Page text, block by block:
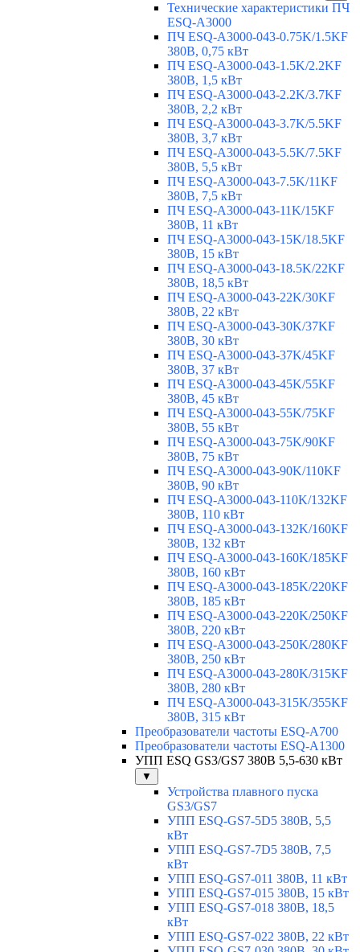
Технические характеристики ПЧ
ESQ-A3000
ПЧ ESQ-A3000-043-0.75K/1.5KF
380В, 0,75 кВт
ПЧ ESQ-A3000-043-1.5K/2.2KF
380В, 1,5 кВт
ПЧ ESQ-A3000-043-2.2K/3.7KF
380В, 2,2 кВт
ПЧ ESQ-A3000-043-3.7K/5.5KF
380В, 3,7 кВт
ПЧ ESQ-A3000-043-5.5K/7.5KF
380В, 5,5 кВт
ПЧ ESQ-A3000-043-7.5K/11KF
380В, 7,5 кВт
ПЧ ESQ-A3000-043-11K/15KF
380В, 11 кВт
ПЧ ESQ-A3000-043-15K/18.5KF
380В, 15 кВт
ПЧ ESQ-A3000-043-18.5K/22KF
380В, 18,5 кВт
ПЧ ESQ-A3000-043-22K/30KF
380В, 22 кВт
ПЧ ESQ-A3000-043-30K/37KF
380В, 30 кВт
ПЧ ESQ-A3000-043-37K/45KF
380В, 37 кВт
ПЧ ESQ-A3000-043-45K/55KF
380В, 45 кВт
ПЧ ESQ-A3000-043-55K/75KF
380В, 55 кВт
ПЧ ESQ-A3000-043-75K/90KF
380В, 75 кВт
ПЧ ESQ-A3000-043-90K/110KF
380В, 90 кВт
ПЧ ESQ-A3000-043-110K/132KF
380В, 110 кВт
ПЧ ESQ-A3000-043-132K/160KF
380В, 132 кВт
ПЧ ESQ-A3000-043-160K/185KF
380В, 160 кВт
ПЧ ESQ-A3000-043-185K/220KF
380В, 185 кВт
ПЧ ESQ-A3000-043-220K/250KF
380В, 220 кВт
ПЧ ESQ-A3000-043-250K/280KF
380В, 250 кВт
ПЧ ESQ-A3000-043-280K/315KF
380В, 280 кВт
ПЧ ESQ-A3000-043-315K/355KF
380В, 315 кВт
Преобразователи частоты ESQ-A700
Преобразователи частоты ESQ-A1300
УПП ESQ GS3/GS7 380В 5,5-630 кВт
▼
Устройства плавного пуска
GS3/GS7
УПП ESQ-GS7-5D5 380В, 5,5
кВт
УПП ESQ-GS7-7D5 380В, 7,5
кВт
УПП ESQ-GS7-011 380В, 11 кВт
УПП ESQ-GS7-015 380В, 15 кВт
УПП ESQ-GS7-018 380В, 18,5
кВт
УПП ESQ-GS7-022 380В, 22 кВт